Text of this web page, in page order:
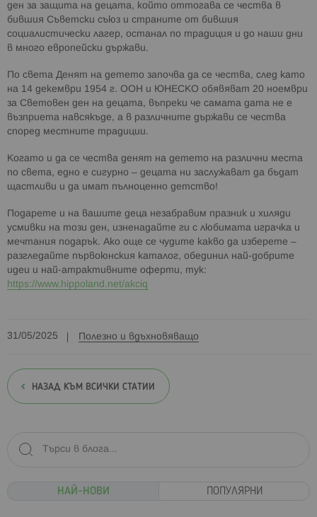
ден за защита на децата, който оттогава се чества в
бившия Съветски съюз и страните от бившия
социалистически лагер, останал по традиция и до наши дни
в много европейски държави.
По света Денят на детето започва да се чества, след като
на 14 декември 1954 г. ООН и ЮНЕСКО обявяват 20 ноември
за Световен ден на децата, въпреки че самата дата не е
възприета навсякъде, а в различните държави се чества
според местните традиции.
Когато и да се чества денят на детето на различни места
по света, едно е сигурно – децата ни заслужават да бъдат
щастливи и да имат пълноценно детство!
Подарете и на вашите деца незабравим празник и хиляди
усмивки на този ден, изненадайте ги с любимата играчка и
мечтания подарък. Ако още се чудите какво да изберете –
разгледайте първоюнския каталог, обединил най-добрите
идеи и най-атрактивните оферти, тук:
https://www.hippoland.net/akciq
31/05/2025 Полезно и вдъхновяващо
НАЗАД КЪМ ВСИЧКИ СТАТИИ
НАЙ-НОВИ ПОПУЛЯРНИ